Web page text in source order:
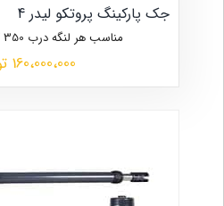
جک پارکینگ پروتکو لیدر 4
مناسب هر لنگه درب 350 کیلوگرم و 3 متر
160،000،000 تومان